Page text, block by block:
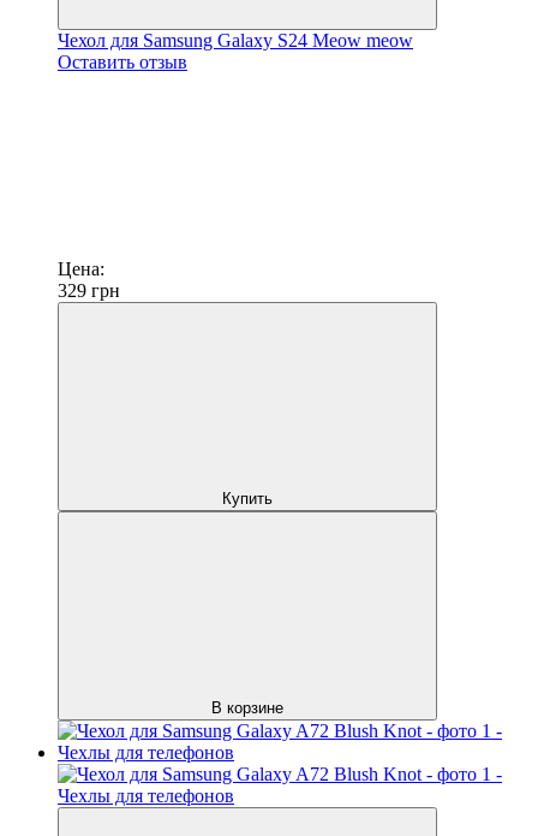
Чехол для Samsung Galaxy S24 Meow meow
Оставить отзыв
Цена:
329 грн
Купить
В корзине